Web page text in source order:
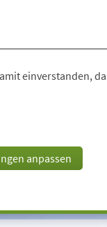
einverstanden,
anpassen